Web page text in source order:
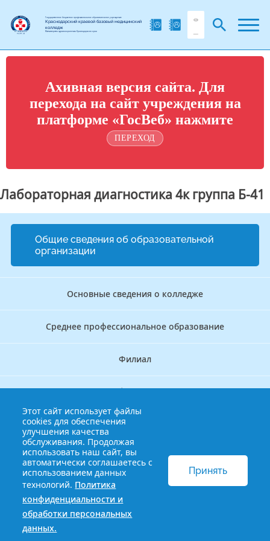
Государственное бюджетное профессиональное образовательное учреждение
Краснодарский краевой базовый медицинский
колледж
Министерства здравоохранения Краснодарского края
Ахивная версия сайта. Для
перехода на сайт учреждения на
платформе «ГосВеб» нажмите
ПЕРЕХОД
Лабораторная диагностика 4к группа Б-41
Общие сведения об образовательной
организации
Основные сведения о колледже
Среднее профессиональное образование
Филиал
Дополнительное профессиональное образование
Аккредитационно — симуляционный центр
Бережливый колледж
© 2013-2021 Краснодарский краевой базовый медицинский
колледж
Политика конфиденциальности и обработки
персональных данных
Этот сайт использует файлы
cookies для обеспечения
улучшения качества
обслуживания. Продолжая
использовать наш сайт, вы
автоматически соглашаетесь с
использованием данных
технологий. Политика
конфиденциальности и
обработки персональных
данных.
Принять